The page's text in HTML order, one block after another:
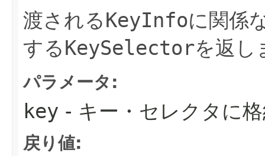
渡されるKeyInfoに関係
するKeySelectorを返し
パラメータ:
key - キー・セレクタに
戻り値: